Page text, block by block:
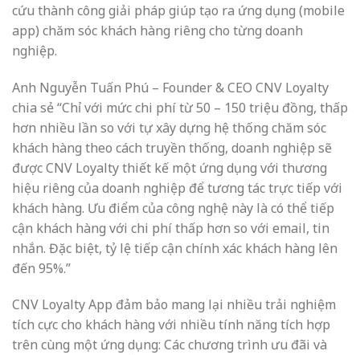
cứu thành công giải pháp giúp tạo ra ứng dụng (mobile
app) chăm sóc khách hàng riêng cho từng doanh
nghiệp.
Anh Nguyễn Tuấn Phú – Founder & CEO CNV Loyalty
chia sẻ “Chỉ với mức chi phí từ 50 – 150 triệu đồng, thấp
hơn nhiều lần so với tự xây dựng hệ thống chăm sóc
khách hàng theo cách truyền thống, doanh nghiệp sẽ
được CNV Loyalty thiết kế một ứng dụng với thương
hiệu riêng của doanh nghiệp để tương tác trực tiếp với
khách hàng. Ưu điểm của công nghệ này là có thể tiếp
cận khách hàng với chi phí thấp hơn so với email, tin
nhắn. Đặc biệt, tỷ lệ tiếp cận chính xác khách hàng lên
đến 95%.”
CNV Loyalty App đảm bảo mang lại nhiều trải nghiệm
tích cực cho khách hàng với nhiều tính năng tích hợp
trên cùng một ứng dụng: Các chương trình ưu đãi và